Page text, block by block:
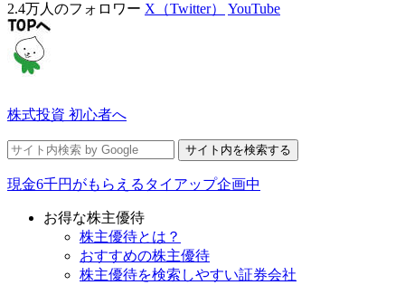
2.4万人のフォロワー X（Twitter） YouTube
株式投資 初心者へ
現金6千円がもらえるタイアップ企画中
お得な株主優待
株主優待とは？
おすすめの株主優待
株主優待を検索しやすい証券会社